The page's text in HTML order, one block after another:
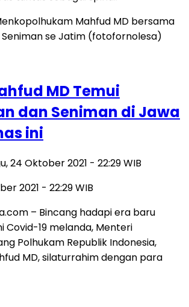
MD Temui
dan Seniman di Jawa
ini
24 Oktober 2021 - 22:29 WIB
2021 - 22:29 WIB
– Bincang hadapi era baru
Covid-19 melanda, Menteri
Polhukam Republik Indonesia,
MD, silaturrahim dengan para